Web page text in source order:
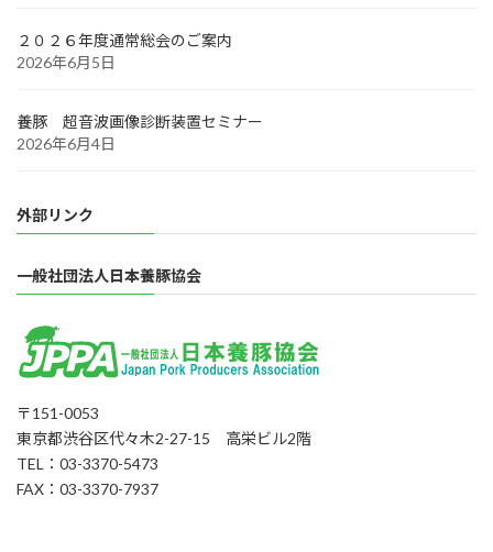
２０２６年度通常総会のご案内
2026年6月5日
養豚 超音波画像診断装置セミナー
2026年6月4日
外部リンク
一般社団法人日本養豚協会
〒151-0053
東京都渋谷区代々木2-27-15 高栄ビル2階
TEL：03-3370-5473
FAX：03-3370-7937